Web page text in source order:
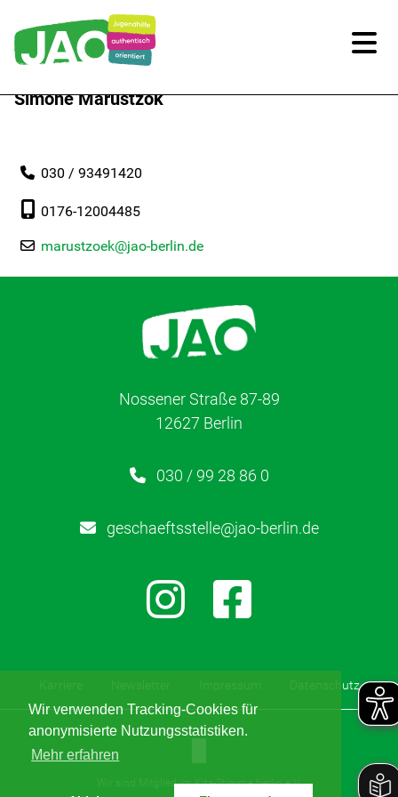
Wir verwenden Tracking-Cookies für
anonymisierte Nutzungsstatistiken.
Mehr erfahren
Unsere Kitas
Für Kinder/Jugendliche
Freiwilligendienste
Netzwerk
Kinderschutz
Simone Marustzök
030 / 93491420
0176-12004485
marustzoek@jao-berlin.de
Nossener Straße 87-89
12627 Berlin
030 / 99 28 86 0
geschaeftsstelle@jao-berlin.de
Karriere Newsletter Impressum Datenschutz
Wir sind Mitglied im Kita-Stimme.berlin e.V.